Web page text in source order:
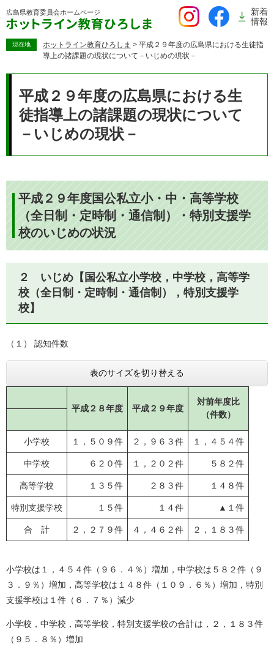
ー
広島県教育委員会ホームページ
新着
情報
現在地 ホットライン教育ひろしま > 平成２９年度の広島県における生徒指
導上の諸課題の現状について－いじめの現状－
平成２９年度の広島県における生
徒指導上の諸課題の現状について
－いじめの現状－
平成２９年度国公私立小・中・高等学校
（全日制・定時制・通信制）・特別支援学
校のいじめの状況
２ いじめ【国公私立小学校，中学校，高等学
校（全日制・定時制・通信制），特別支援学
校】
（１） 認知件数
表のサイズを切り替える
平成２８年度 平成２９年度
対前年度比
（件数）
小学校 １，５０９件 ２，９６３件 １，４５４件
中学校 ６２０件 １，２０２件 ５８２件
高等学校 １３５件 ２８３件 １４８件
特別支援学校 １５件 １４件 ▲１件
合 計 ２，２７９件 ４，４６２件 ２，１８３件
小学校は１，４５４件（９６．４％）増加，中学校は５８２件（９
３．９％）増加，高等学校は１４８件（１０９．６％）増加，特別
支援学校は１件（６．７％）減少
小学校，中学校，高等学校，特別支援学校の合計は，２，１８３件
（９５．８％）増加